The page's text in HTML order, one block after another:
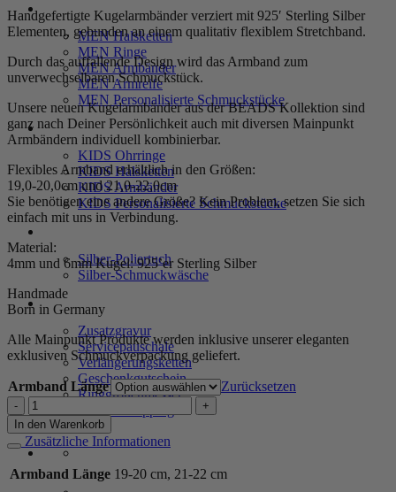
MEN
MEN Halsketten
MEN Ringe
MEN Armbänder
MEN Armreife
MEN Personalisierte Schmuckstücke
KIDS
KIDS Ohrringe
KIDS Halsketten
KIDS Armbänder
KIDS Personalisierte Schmuckstücke
Silber-Poliertuch
Silber-Schmuckwäsche
SERVICE
Zusatzgravur
Servicepauschale
Verlängerungsketten
Geschenkgutschein
Ringgrößenmesser
Handgefertigte Kugelarmbänder verziert mit 925′ Sterling Silber
Elementen, gebunden an einem qualitativ flexiblem Stretchband.
Durch das auffallende Design wird das Armband zum
unverwechselbaren Schmuckstück.
Unsere neuen Kugelarmbänder aus der BEADS Kollektion sind
ganz nach Deiner Persönlichkeit auch mit diversen Mainpunkt
Armbändern individuell kombinierbar.
Flexibles Armband erhältlich in den Größen:
19,0-20,0cm und 21,0-22,0cm
Sie benötigen eine andere Größe? Kein Problem, setzen Sie sich
einfach mit uns in Verbindung.
Material:
4mm und 6mm Kugel: 925’er Sterling Silber
Handmade
Born in Germany
Alle Mainpunkt Produkte werden inklusive unserer eleganten
exklusiven Schmuckverpackung geliefert.
Armband Länge
Zurücksetzen
MEN
Kugelarmband
„Zoe“
aus
925er
Sterling
In den Warenkorb
Zusätzliche Informationen
Armband Länge 19-20 cm, 21-22 cm